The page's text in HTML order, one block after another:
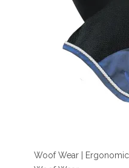
Woof Wear |